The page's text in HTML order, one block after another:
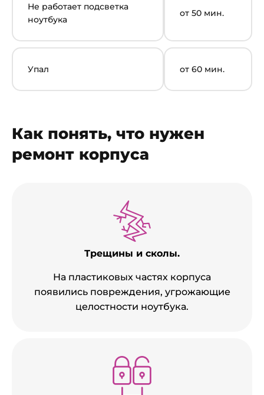
Не работает подсветка
ноутбука
от 50 мин.
Упал от 60 мин.
Как понять, что нужен
ремонт корпуса
Трещины и сколы.
На пластиковых частях корпуса
появились повреждения, угрожающие
целостности ноутбука.